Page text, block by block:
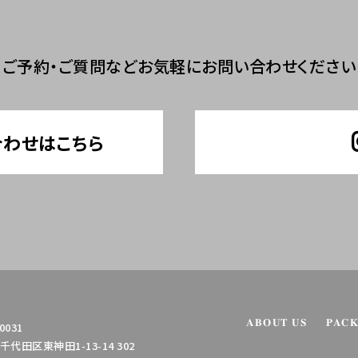
ご予約・ご質問などお気軽にお問い合わせください
せはこちら
代田区東神田1-13-14 302
ABOUT US